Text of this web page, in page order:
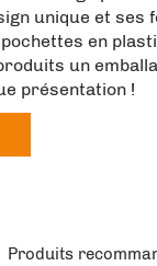
unique et ses
en
un
présentation !
Produits